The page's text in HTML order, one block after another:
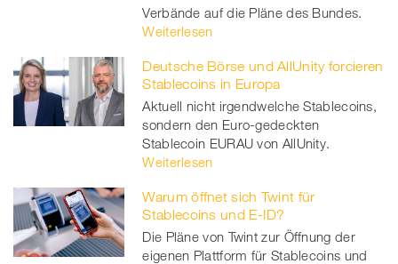
Verbände auf die Pläne des Bundes.
Weiterlesen
Deutsche Börse und AllUnity forcieren
Stablecoins in Europa
Aktuell nicht irgendwelche Stablecoins,
sondern den Euro-gedeckten
Stablecoin EURAU von AllUnity.
Weiterlesen
Warum öffnet sich Twint für
Stablecoins und E-ID?
Die Pläne von Twint zur Öffnung der
eigenen Plattform für Stablecoins und